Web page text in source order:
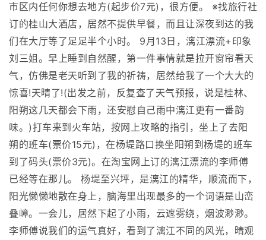
市区内任何你想去地方(起步价7元)，很方便。 ※找旅行社
订的桂山大酒店，居然不提供早餐，而且让深夜到达的我
们在大厅等了足足半个小时。 9月13日，漓江漂流+印象
刘三姐。早上睡到自然醒，第一件事情就是拉开窗帘看天
气，仿佛是老天听到了我的祈祷，居然给我了一个大大的
惊喜!天晴了!(出发之前，反复查了天气预报，说是桂林、
阳朔这几天都会下雨，还安慰自己雨中漓江更有一番韵
味。)打车来到火车站，按网上攻略的指引，坐上了去阳
朔的班车(票价15元)，在杨堤路口换坐阳朔到杨堤的班车
到了码头(票价3元)。在淘宝网上订的漓江漂流的李师傅
已经等在那儿。 杨堤至兴坪，是漓江的精华，顺流而下，
阳光懒懒地散在身上，脑海里出现最多的一个词语是山峦
叠嶂。一会儿，居然下起了小雨，云遮雾绕，烟波渺渺。
李师傅说我们的运气真好，看到了漓江不同的风光，晴观